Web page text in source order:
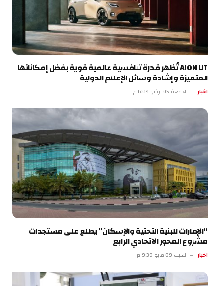
AION UT تُظهر قدرة تنافسية عالمية قوية بفضل إمكاناتها
المتميزة وإشادة وسائل الإعلام الدولية
اخبار الجمعة 05 يونيو 6:04 م
“الإمارات للبنية التحتية والإسكان” يطلع على مستجدات
مشروع المحور الاتحادي الرابع
اخبار السبت 09 مايو 9:39 ص